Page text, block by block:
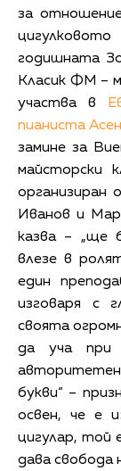
за
годишната
Класик ФМ –
участва в
пианиста
замине за
майсторски
организиран
Иванов и
казва – „ще
влезе в
един
изговаря с
своята
да уча при
букви“ –
освен, че е
цигулар, той
дава свобода